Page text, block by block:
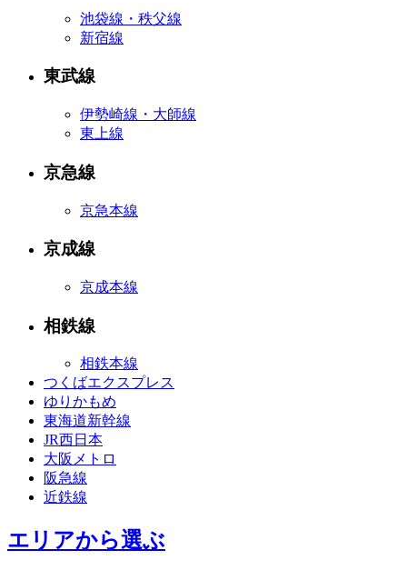
池袋線・秩父線
新宿線
東武線
伊勢崎線・大師線
東上線
京急線
京急本線
京成線
京成本線
相鉄線
相鉄本線
つくばエクスプレス
ゆりかもめ
東海道新幹線
JR西日本
大阪メトロ
阪急線
近鉄線
エリアから選ぶ